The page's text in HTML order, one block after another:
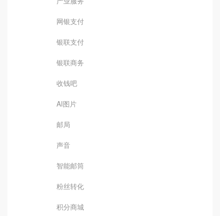
网银支付
银联支付
银联商务
收钱吧
AI图片
邮局
声音
智能邮筒
粉丝转化
积分商城